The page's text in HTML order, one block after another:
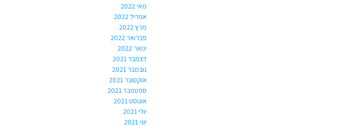
מאי 2022
אפריל 2022
מרץ 2022
פברואר 2022
ינואר 2022
דצמבר 2021
נובמבר 2021
אוקטובר 2021
ספטמבר 2021
אוגוסט 2021
יולי 2021
יוני 2021